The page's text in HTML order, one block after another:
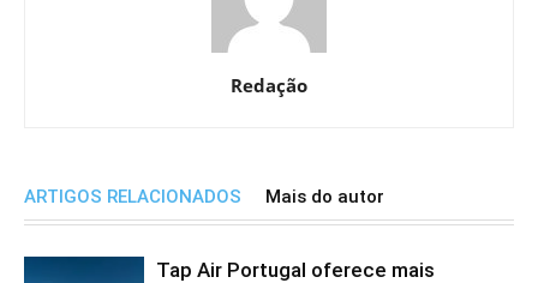
Redação
ARTIGOS RELACIONADOS Mais do autor
Tap Air Portugal oferece mais